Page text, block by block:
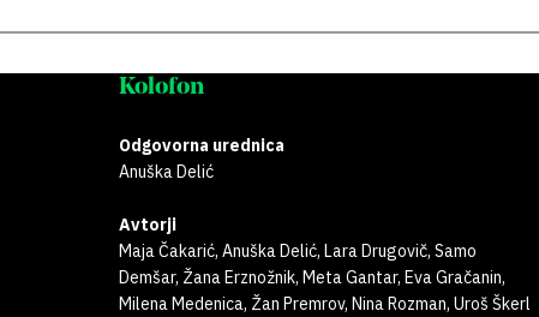
Kolofon
Odgovorna urednica
Anuška Delić
Avtorji
Maja Čakarić, Anuška Delić, Lara Drugovič, Samo
Demšar, Žana Erznožnik, Meta Gantar, Eva Gračanin,
Milena Medenica, Žan Premrov, Nina Rozman, Uroš Škerl